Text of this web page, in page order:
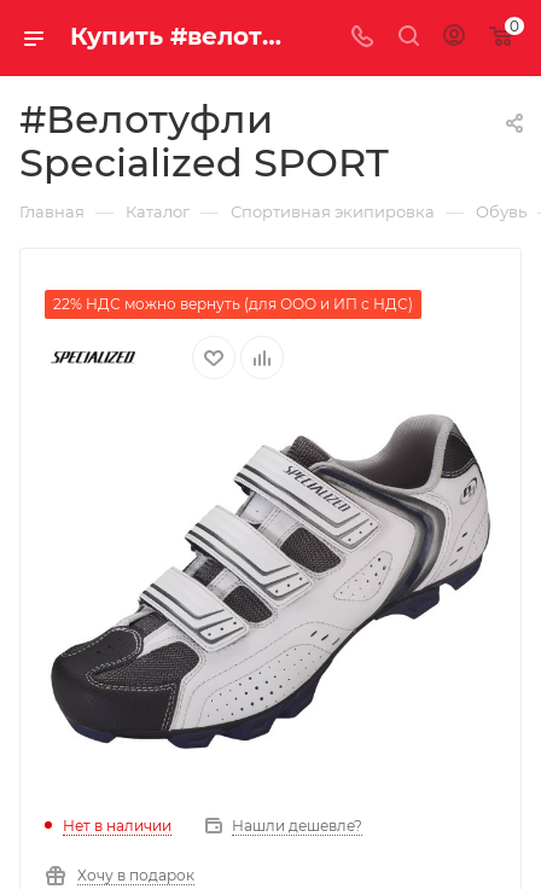
Купить #велотуфли specialized sport у официального дилера за 7270.00000000 рублей 0
#Велотуфли
Specialized SPORT
Главная — Каталог — Спортивная экипировка — Обувь
22% НДС можно вернуть (для ООО и ИП с НДС)
Нет в наличии Нашли дешевле?
Хочу в подарок